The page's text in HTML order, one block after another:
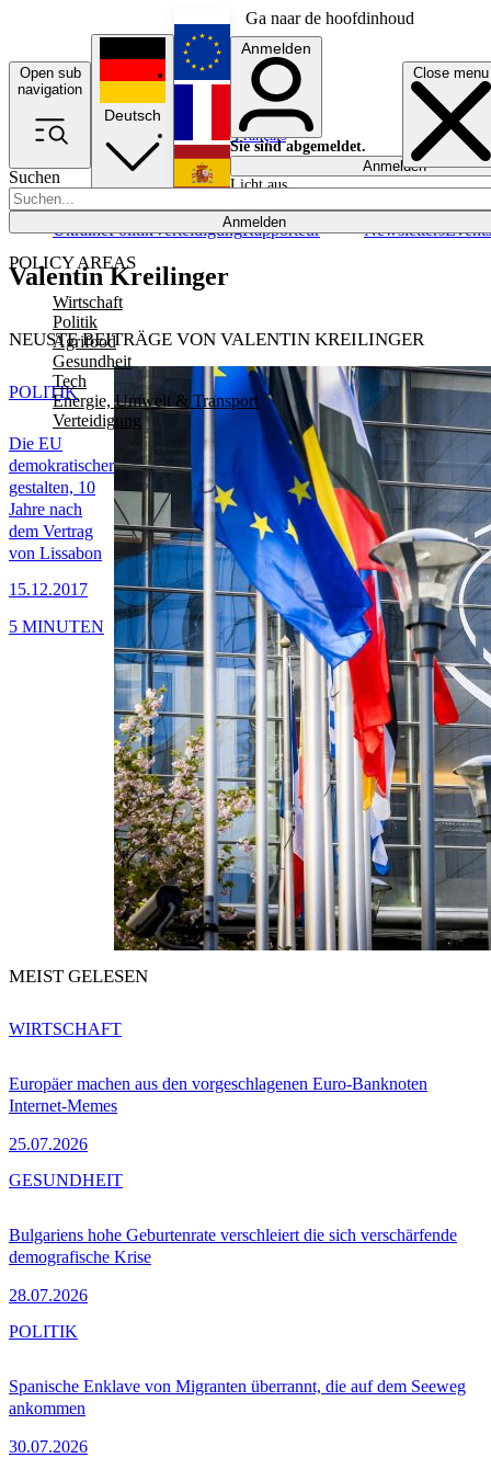
Ga naar de hoofdinhoud
Open sub
navigation
Close menu
Suchen
Anmelden
POLICY AREAS
Wirtschaft
Politik
Agrifood
Gesundheit
Tech
Energie, Umwelt & Transport
Verteidigung
UkrainePolitikVerteidigungRapporteur NewslettersEvents
Deutsch
English
Français
Anmelden
Sie sind abgemeldet.
Anmelden
Licht aus
Valentin Kreilinger
NEUSTE BEITRÄGE VON VALENTIN KREILINGER
Die EU
demokratischer
gestalten, 10
Jahre nach
dem Vertrag
von Lissabon
15.12.2017
POLITIK
5 MINUTEN
MEIST GELESEN
Europäer machen aus den vorgeschlagenen Euro-Banknoten
Internet-Memes
25.07.2026
WIRTSCHAFT
Bulgariens hohe Geburtenrate verschleiert die sich verschärfende
demografische Krise
28.07.2026
GESUNDHEIT
Spanische Enklave von Migranten überrannt, die auf dem Seeweg
ankommen
30.07.2026
POLITIK